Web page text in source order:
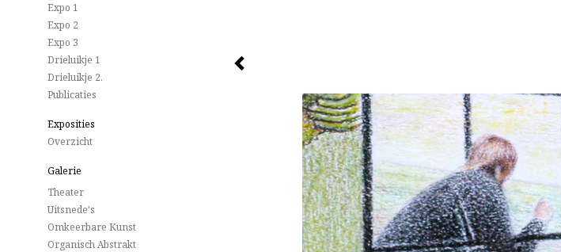
Expo 1
Expo 2
Expo 3
Drieluikje 1
Drieluikje 2.
Publicaties
Exposities
Overzicht
Galerie
Theater
Uitsnede's
Omkeerbare Kunst
Organisch Abstrakt